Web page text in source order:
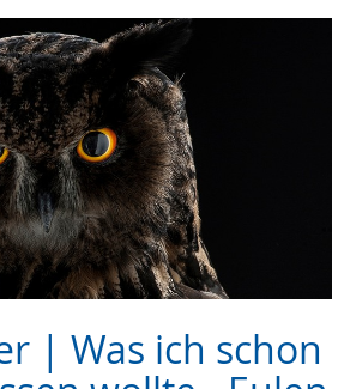
| Was ich schon